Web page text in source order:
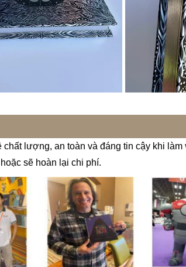
lượng, an toàn và đáng tin cậy khi
sẽ hoàn lại chi phí.